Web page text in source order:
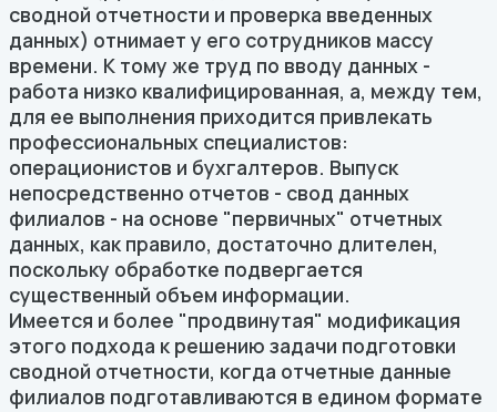
сводной отчетности и проверка введенных
данных) отнимает у его сотрудников массу
времени. К тому же труд по вводу данных -
работа низко квалифицированная, а, между тем,
для ее выполнения приходится привлекать
профессиональных специалистов:
операционистов и бухгалтеров. Выпуск
непосредственно отчетов - свод данных
филиалов - на основе "первичных" отчетных
данных, как правило, достаточно длителен,
поскольку обработке подвергается
существенный объем информации.
Имеется и более "продвинутая" модификация
этого подхода к решению задачи подготовки
сводной отчетности, когда отчетные данные
филиалов подготавливаются в едином формате